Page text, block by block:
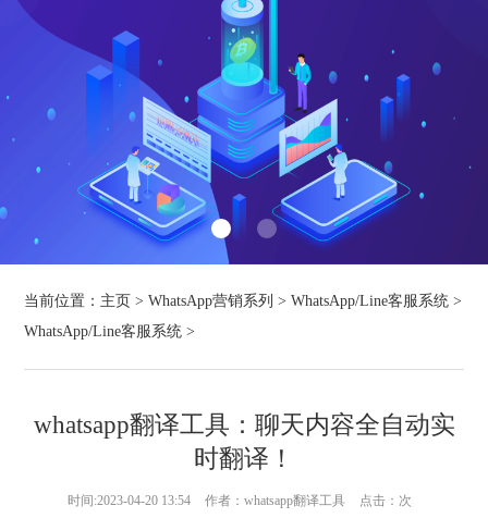
当前位置： 主页 >WhatsApp营销系列 >WhatsApp/Line客服系统 >
WhatsApp/Line客服系统 >
whatsapp翻译工具：聊天内容全自动实
时翻译！
时间:2023-04-20 13:54 作者：whatsapp翻译工具 点击： 次